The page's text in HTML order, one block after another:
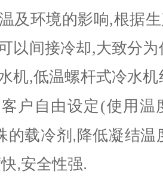
及环境的影响,根据
以间接冷却,大致分
机,低温螺杆式冷水
户自由设定(使用
的载冷剂,降低凝结
,安全性强.